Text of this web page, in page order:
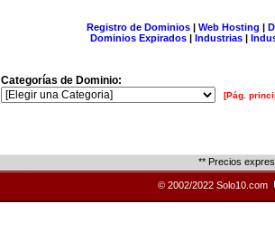
Registro de Dominios| Web Hosting |
Dominios Expirados | Industrias |
Categorías de Dominio:
[Pág.
** Precios
© 2002/2022 Solo10.com